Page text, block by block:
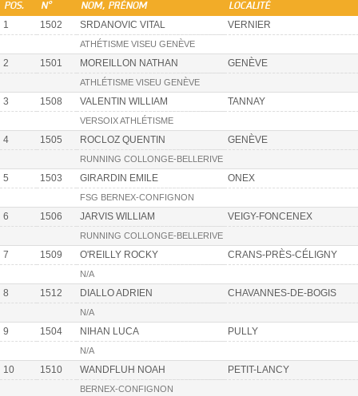
POS. N° NOM, PRÉNOM LOCALITÉ
1 1502 SRDANOVIC VITAL VERNIER
ATHÉTISME VISEU GENÈVE
2 1501 MOREILLON NATHAN GENÈVE
ATHLÉTISME VISEU GENÈVE
3 1508 VALENTIN WILLIAM TANNAY
VERSOIX ATHLÉTISME
4 1505 ROCLOZ QUENTIN GENÈVE
RUNNING COLLONGE-BELLERIVE
5 1503 GIRARDIN EMILE ONEX
FSG BERNEX-CONFIGNON
6 1506 JARVIS WILLIAM VEIGY-FONCENEX
RUNNING COLLONGE-BELLERIVE
7 1509 O'REILLY ROCKY CRANS-PRÈS-CÉLIGNY
N/A
8 1512 DIALLO ADRIEN CHAVANNES-DE-BOGIS
N/A
9 1504 NIHAN LUCA PULLY
N/A
10 1510 WANDFLUH NOAH PETIT-LANCY
BERNEX-CONFIGNON